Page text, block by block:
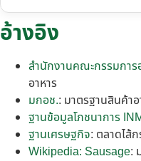
อ้างอิง
สำนักงานคณะกรรมการ
อาหาร
มกอช.: มาตรฐานสินค้า
ฐานข้อมูลโภชนาการ
ฐานเศรษฐกิจ: ตลาดไส้
Wikipedia: Sausage: